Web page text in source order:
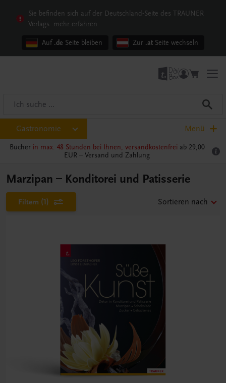
Sie befinden sich auf der Deutschland-Seite des TRAUNER
Verlags. mehr erfahren
Auf .de Seite bleiben Zur .at Seite wechseln
Gastronomie Menü
Bücher in max. 48 Stunden bei Ihnen, versandkostenfrei ab 29,00
EUR – Versand und Zahlung
Marzipan – Konditorei und Patisserie
Filtern (1) Sortieren nach